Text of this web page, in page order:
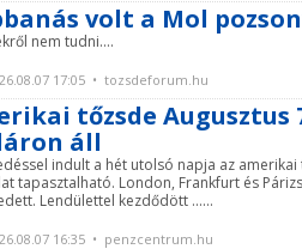
volt a Mol
nem tudni....
17:05 • tozsdeforum.hu
tőzsde Augusztus
áll
indult a hét utolsó napja az
tapasztalható. London, Frankfurt és
Lendülettel kezdődött ......
16:35 • penzcentrum.hu